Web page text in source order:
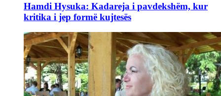
Hamdi Hysuka: Kadareja i pavdekshëm, kur
kritika i jep formë kujtesës